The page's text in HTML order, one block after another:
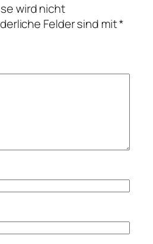
wird nicht
Felder sind mit*